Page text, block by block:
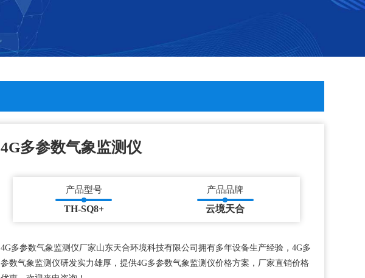
4G多参数气象监测仪
产品型号
TH-SQ8+
产品品牌
云境天合
4G多参数气象监测仪厂家山东天合环境科技有限公司拥有多年设备生产经验，4G多
参数气象监测仪研发实力雄厚，提供4G多参数气象监测仪价格方案，厂家直销价格